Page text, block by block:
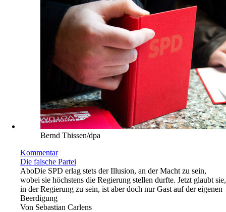
Bernd Thissen/dpa
Kommentar
Die falsche Partei
AboDie SPD erlag stets der Illusion, an der Macht zu sein,
wobei sie höchstens die Regierung stellen durfte. Jetzt glaubt sie,
in der Regierung zu sein, ist aber doch nur Gast auf der eigenen
Beerdigung
Von Sebastian Carlens